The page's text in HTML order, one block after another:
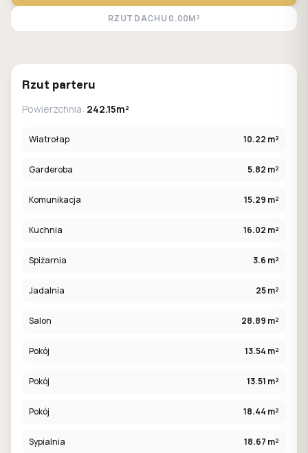
RZUT DACHU 0.00M²
Rzut parteru
Powierzchnia: 242.15m²
Wiatrołap 10.22 m²
Garderoba 5.82 m²
Komunikacja 15.29 m²
Kuchnia 16.02 m²
Spiżarnia 3.6 m²
Jadalnia 25 m²
Salon 28.89 m²
Pokój 13.54 m²
Pokój 13.51 m²
Pokój 18.44 m²
Sypialnia 18.67 m²